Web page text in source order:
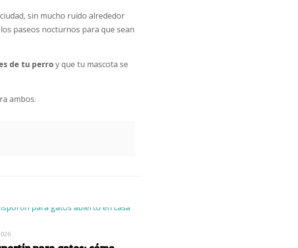
sin mucho ruido alrededor
paseos nocturnos para que sean
de tu perroy que tu mascota se
ambos.